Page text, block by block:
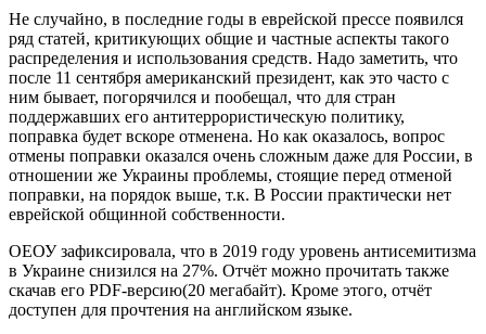
Не случайно, в последние годы в еврейской прессе появился
ряд статей, критикующих общие и частные аспекты такого
распределения и использования средств. Надо заметить, что
после 11 сентября американский президент, как это часто с
ним бывает, погорячился и пообещал, что для стран
поддержавших его антитеррористическую политику,
поправка будет вскоре отменена. Но как оказалось, вопрос
отмены поправки оказался очень сложным даже для России, в
отношении же Украины проблемы, стоящие перед отменой
поправки, на порядок выше, т.к. В России практически нет
еврейской общинной собственности.
ОЕОУ зафиксировала, что в 2019 году уровень антисемитизма
в Украине снизился на 27%. Отчёт можно прочитать также
скачав его PDF-версию(20 мегабайт). Кроме этого, отчёт
доступен для прочтения на английском языке.